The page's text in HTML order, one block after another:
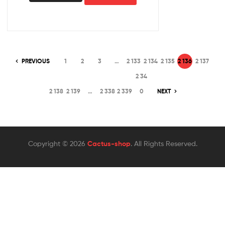
PREVIOUS 1 2 3 … 2 133 2 134 2 135 2 136 2 137
2 138 2 139 … 2 338 2 339
2 34
0
NEXT
Copyright © 2026 Cactus-shop. All Rights Reserved.